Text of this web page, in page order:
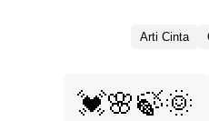
dengan menampilkan
mengekspresikanArti
Arti Cinta
💓🌸🍃🌞